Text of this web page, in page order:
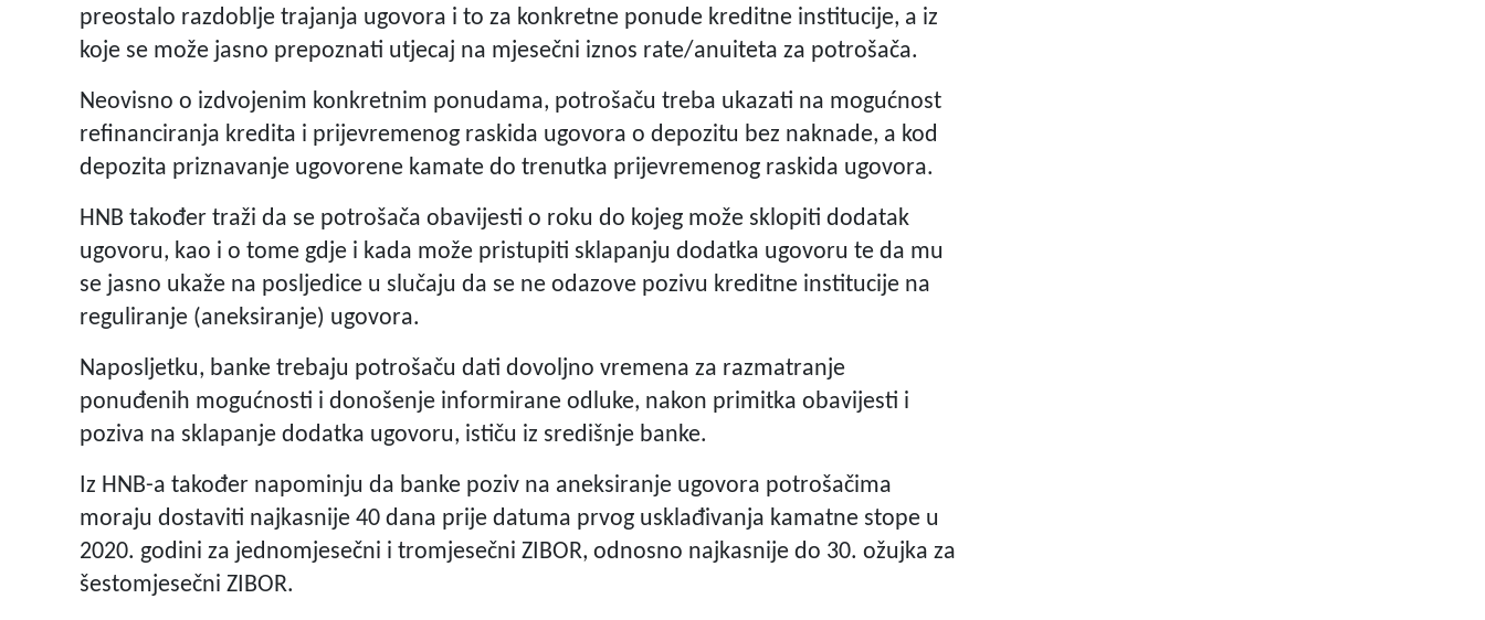
preostalo razdoblje trajanja ugovora i to za konkretne ponude kreditne institucije, a iz
koje se može jasno prepoznati utjecaj na mjesečni iznos rate/anuiteta za potrošača.
Neovisno o izdvojenim konkretnim ponudama, potrošaču treba ukazati na mogućnost
refinanciranja kredita i prijevremenog raskida ugovora o depozitu bez naknade, a kod
depozita priznavanje ugovorene kamate do trenutka prijevremenog raskida ugovora.
HNB također traži da se potrošača obavijesti o roku do kojeg može sklopiti dodatak
ugovoru, kao i o tome gdje i kada može pristupiti sklapanju dodatka ugovoru te da mu
se jasno ukaže na posljedice u slučaju da se ne odazove pozivu kreditne institucije na
reguliranje (aneksiranje) ugovora.
Naposljetku, banke trebaju potrošaču dati dovoljno vremena za razmatranje
ponuđenih mogućnosti i donošenje informirane odluke, nakon primitka obavijesti i
poziva na sklapanje dodatka ugovoru, ističu iz središnje banke.
Iz HNB-a također napominju da banke poziv na aneksiranje ugovora potrošačima
moraju dostaviti najkasnije 40 dana prije datuma prvog usklađivanja kamatne stope u
2020. godini za jednomjesečni i tromjesečni ZIBOR, odnosno najkasnije do 30. ožujka za
šestomjesečni ZIBOR.